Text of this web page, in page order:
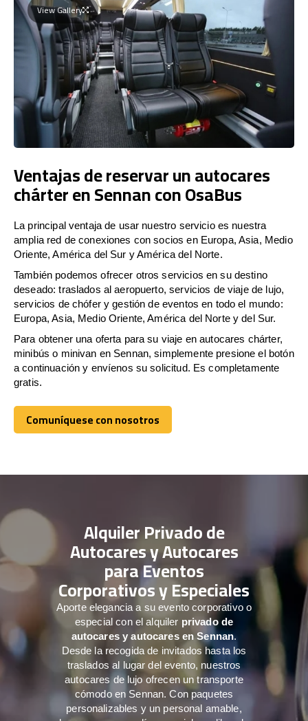
View Gallery
Ventajas de reservar un autocares
chárter en Sennan con OsaBus
La principal ventaja de usar nuestro servicio es nuestra
amplia red de conexiones con socios en Europa, Asia, Medio
Oriente, América del Sur y América del Norte.
También podemos ofrecer otros servicios en su destino
deseado: traslados al aeropuerto, servicios de viaje de lujo,
servicios de chófer y gestión de eventos en todo el mundo:
Europa, Asia, Medio Oriente, América del Norte y del Sur.
Para obtener una oferta para su viaje en autocares chárter,
minibús o minivan en Sennan, simplemente presione el botón
a continuación y envíenos su solicitud. Es completamente
gratis.
Comuníquese con nosotros
Comuníquese con nosotros
Alquiler Privado de
Autocares y Autocares
para Eventos
Corporativos y Especiales
Aporte elegancia a su evento corporativo o
especial con el alquiler privado de
autocares y autocares en Sennan.
Desde la recogida de invitados hasta los
traslados al lugar del evento, nuestros
autocares de lujo ofrecen un transporte
cómodo en Sennan. Con paquetes
personalizables y un personal amable,